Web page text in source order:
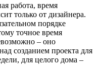
работа, время
только от дизайнера.
порядке
точное время
– оно
созданием проекта для
для целого дома –